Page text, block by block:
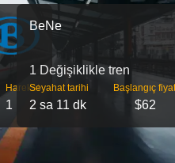
Hareket
1
BeNe
1 Değişiklikle tren
Seyahat tarihi
2 sa 11 dk
Başlangıç
$62